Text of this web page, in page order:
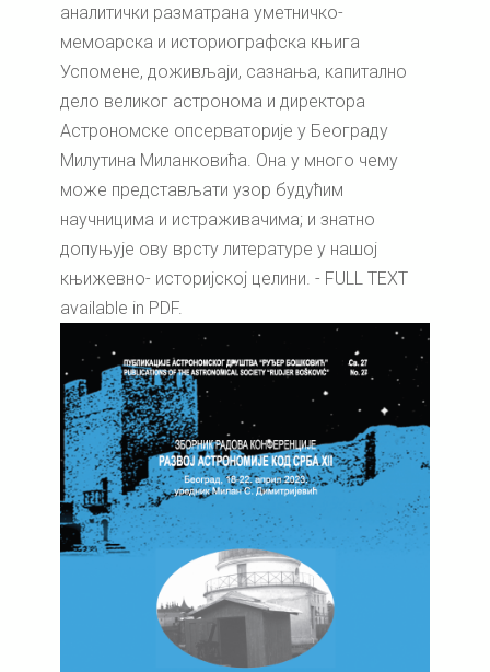
аналитички разматрана уметничко-
мемоарска и историографска књига
Успомене, доживљаји, сазнања, капитално
дело великог астронома и директора
Астрономске опсерваторије у Београду
Милутина Миланковића. Она у много чему
може представљати узор будућим
научницима и истраживачима; и знатно
допуњује ову врсту литературе у нашој
књижевно- историјској целини. - FULL TEXT
available in PDF.